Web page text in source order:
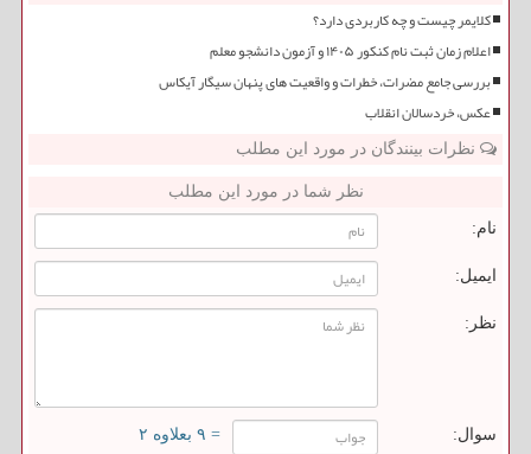
کلایمر چیست و چه کاربردی دارد؟
اعلام زمان ثبت نام کنکور ۱۴۰۵ و آزمون دانشجو معلم
بررسی جامع مضرات، خطرات و واقعیت های پنهان سیگار آیکاس
عکس، خردسالان انقلاب
نظرات بینندگان در مورد این مطلب
نظر شما در مورد این مطلب
نام:
ایمیل:
نظر:
سوال: = ۹ بعلاوه ۲